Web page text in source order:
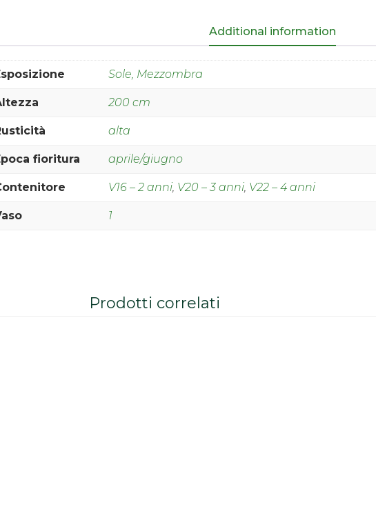
Additional information
Sole, Mezzombra
200 cm
alta
fioritura aprile/giugno
V16 – 2 anni, V20 – 3 anni, V22 – 4 anni
1
Prodotti correlati